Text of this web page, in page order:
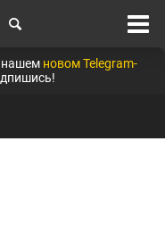
нашем новом Telegram-